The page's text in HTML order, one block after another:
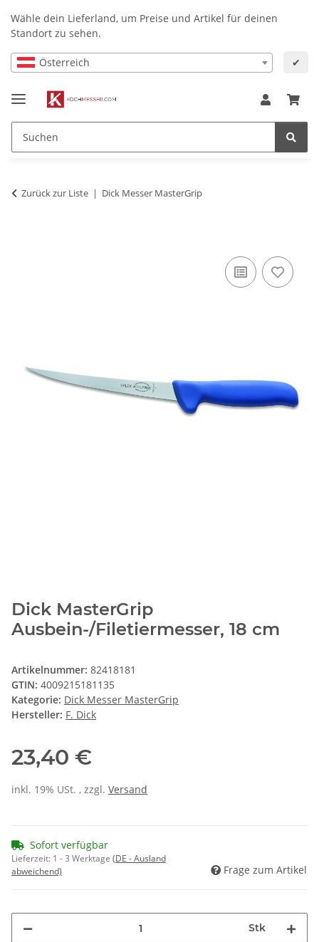
Wähle dein Lieferland, um Preise und Artikel für deinen
Standort zu sehen.
Österreich ✔
Zurück zur Liste Dick Messer MasterGrip
Dick MasterGrip
Ausbein-/Filetiermesser, 18 cm
Artikelnummer: 82418181
GTIN: 4009215181135
Kategorie: Dick Messer MasterGrip
Hersteller: F. Dick
23,40 €
inkl. 19% USt. , zzgl. Versand
Sofort verfügbar
Lieferzeit: 1 - 3 Werktage (DE - Ausland
abweichend)
Frage zum Artikel
Stk